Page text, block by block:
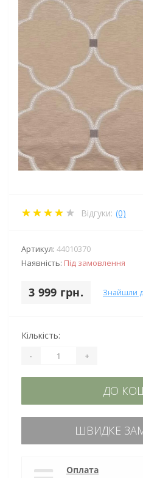
Відгуки: (0)
Артикул: 44010370
Наявність: Під замовлення
3 999 грн. Знайшли
Кількість:
- +
ДО
ШВИДКЕ
Оплата